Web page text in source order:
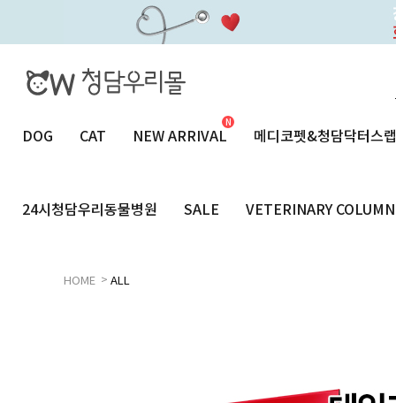
DOG CAT NEW ARRIVAL 메디코펫&청담닥터스랩
24시청담우리동물병원 SALE VETERINARY COLUMN
HOME > ALL